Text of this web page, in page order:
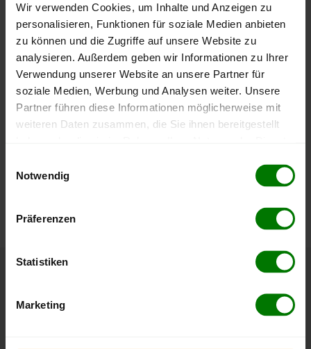
Wir verwenden Cookies, um Inhalte und Anzeigen zu
personalisieren, Funktionen für soziale Medien anbieten
zu können und die Zugriffe auf unsere Website zu
analysieren. Außerdem geben wir Informationen zu Ihrer
Verwendung unserer Website an unsere Partner für
soziale Medien, Werbung und Analysen weiter. Unsere
Partner führen diese Informationen möglicherweise mit
weiteren Daten zusammen, die Sie ihnen bereitgestellt
Notwendig
Präferenzen
Statistiken
Marketing
September
2025
Januar
2026
2026
0 €
200 €
Die aktuelle Preisentwicklung für Holzpellets in Österreich